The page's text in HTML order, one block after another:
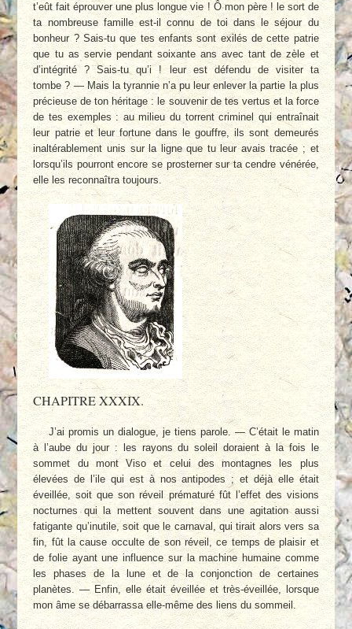
t’eût fait éprouver une plus longue vie ! Ô mon père ! le sort de
ta nombreuse famille est-il connu de toi dans le séjour du
bonheur ? Sais-tu que tes enfants sont exilés de cette patrie
que tu as servie pendant soixante ans avec tant de zèle et
d’intégrité ? Sais-tu qu’i ! leur est défendu de visiter ta
tombe ? — Mais la tyrannie n’a pu leur enlever la partie la plus
précieuse de ton héritage : le souvenir de tes vertus et la force
de tes exemples : au milieu du torrent criminel qui entraînait
leur patrie et leur fortune dans le gouffre, ils sont demeurés
inaltérablement unis sur la ligne que tu leur avais tracée ; et
lorsqu’ils pourront encore se prosterner sur ta cendre vénérée,
elle les reconnaîtra toujours.
CHAPITRE XXXIX.
J’ai promis un dialogue, je tiens parole. — C’était le matin
à l’aube du jour : les rayons du soleil doraient à la fois le
sommet du mont Viso et celui des montagnes les plus
élevées de l’ile qui est à nos antipodes ; et déjà elle était
éveillée, soit que son réveil prématuré fût l’effet des visions
nocturnes qui la mettent souvent dans une agitation aussi
fatigante qu’inutile, soit que le carnaval, qui tirait alors vers sa
fin, fût la cause occulte de son réveil, ce temps de plaisir et
de folie ayant une influence sur la machine humaine comme
les phases de la lune et de la conjonction de certaines
planètes. — Enfin, elle était éveillée et très-éveillée, lorsque
mon âme se débarrassa elle-même des liens du sommeil.